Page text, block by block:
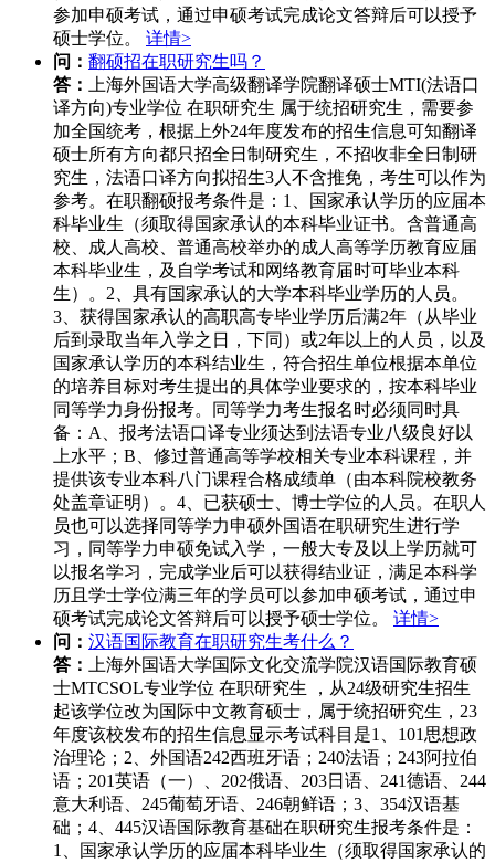
参加申硕考试，通过申硕考试完成论文答辩后可以授予
硕士学位。 详情>
问： 翻硕招在职研究生吗？
答：
上海外国语大学高级翻译学院翻译硕士MTI(法语口
译方向)专业学位 在职研究生 属于统招研究生，需要参
加全国统考，根据上外24年度发布的招生信息可知翻译
硕士所有方向都只招全日制研究生，不招收非全日制研
究生，法语口译方向拟招生3人不含推免，考生可以作为
参考。在职翻硕报考条件是：1、国家承认学历的应届本
科毕业生（须取得国家承认的本科毕业证书。含普通高
校、成人高校、普通高校举办的成人高等学历教育应届
本科毕业生，及自学考试和网络教育届时可毕业本科
生）。2、具有国家承认的大学本科毕业学历的人员。
3、获得国家承认的高职高专毕业学历后满2年（从毕业
后到录取当年入学之日，下同）或2年以上的人员，以及
国家承认学历的本科结业生，符合招生单位根据本单位
的培养目标对考生提出的具体学业要求的，按本科毕业
同等学力身份报考。同等学力考生报名时必须同时具
备：A、报考法语口译专业须达到法语专业八级良好以
上水平；B、修过普通高等学校相关专业本科课程，并
提供该专业本科八门课程合格成绩单（由本科院校教务
处盖章证明）。4、已获硕士、博士学位的人员。在职人
员也可以选择同等学力申硕外国语在职研究生进行学
习，同等学力申硕免试入学，一般大专及以上学历就可
以报名学习，完成学业后可以获得结业证，满足本科学
历且学士学位满三年的学员可以参加申硕考试，通过申
硕考试完成论文答辩后可以授予硕士学位。 详情>
问： 汉语国际教育在职研究生考什么？
答：
上海外国语大学国际文化交流学院汉语国际教育硕
士MTCSOL专业学位 在职研究生 ，从24级研究生招生
起该学位改为国际中文教育硕士，属于统招研究生，23
年度该校发布的招生信息显示考试科目是1、101思想政
治理论；2、外国语242西班牙语；240法语；243阿拉伯
语；201英语（一）、202俄语、203日语、241德语、244
意大利语、245葡萄牙语、246朝鲜语；3、354汉语基
础；4、445汉语国际教育基础在职研究生报考条件是：
1、国家承认学历的应届本科毕业生（须取得国家承认的